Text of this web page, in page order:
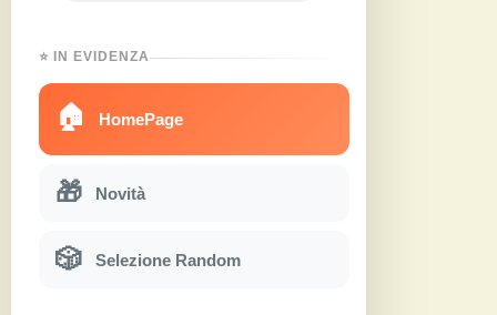
⭐ IN EVIDENZA
🏠 HomePage
🎁 Novità
🎲 Selezione Random